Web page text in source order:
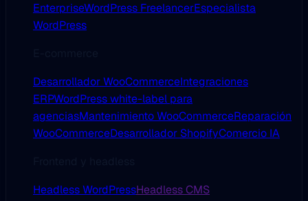
EnterpriseWordPress FreelancerEspecialista
WordPress
Desarrollador WooCommerceIntegraciones
ERPWordPress white-label para
agenciasMantenimiento WooCommerceReparación
WooCommerceDesarrollador ShopifyComercio IA
Headless WordPressHeadless CMS